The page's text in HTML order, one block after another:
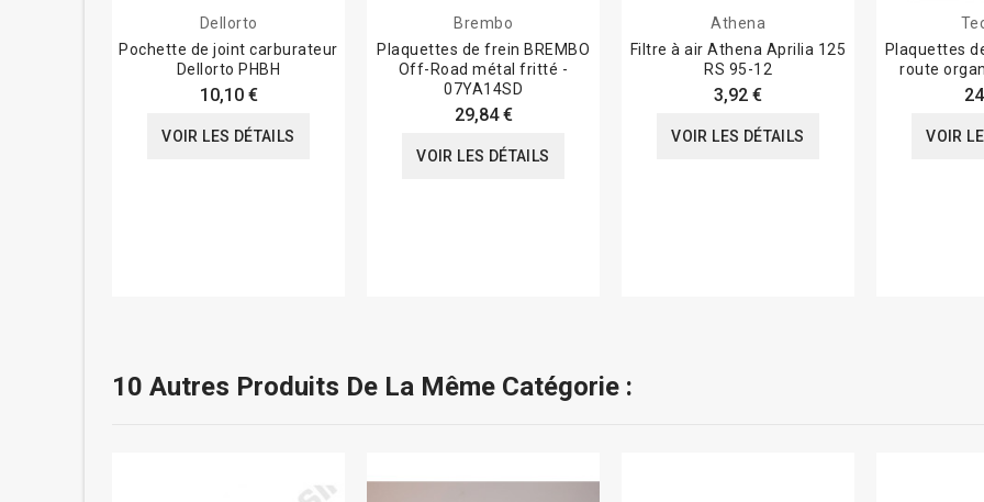
Dellorto
Pochette de joint carburateur
Dellorto PHBH
10,10 €
VOIR LES DÉTAILS
Brembo
Plaquettes de frein BREMBO
Off-Road métal fritté -
07YA14SD
29,84 €
VOIR LES DÉTAILS
Athena
Filtre à air Athena Aprilia 125
RS 95-12
3,92 €
VOIR LES DÉTAILS
Plaquettes
route
VOIR
10 Autres Produits De La Même Catégorie :